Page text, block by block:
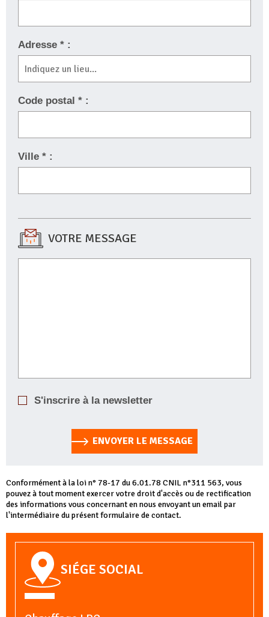
Adresse * :
Code postal * :
Ville * :
VOTRE MESSAGE
S'inscrire à la newsletter
ENVOYER LE MESSAGE
Conformément à la loi n° 78-17 du 6.01.78 CNIL n°311 563, vous
pouvez à tout moment exercer votre droit d'accès ou de rectification
des informations vous concernant en nous envoyant un email par
l'intermédiaire du présent formulaire de contact.
SIÉGE SOCIAL